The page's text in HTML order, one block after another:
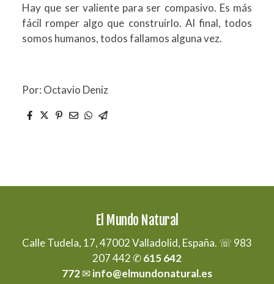
Hay que ser valiente para ser compasivo. Es más
fácil romper algo que construirlo. Al final, todos
somos humanos, todos fallamos alguna vez.
Por: Octavio Deniz
El Mundo Natural
Calle Tudela, 17, 47002 Valladolid, España. ☏ 983
207 442 ✆615 642
772✉info@elmundonatural.es